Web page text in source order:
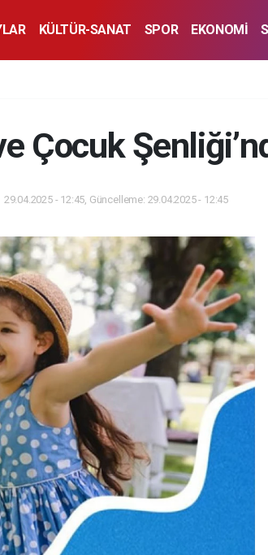
KÜLTÜR-SANAT SPOR EKONOMİ
Çocuk
29.04.2025 - 12:45, Güncelleme: 29.04.2025 - 12:45